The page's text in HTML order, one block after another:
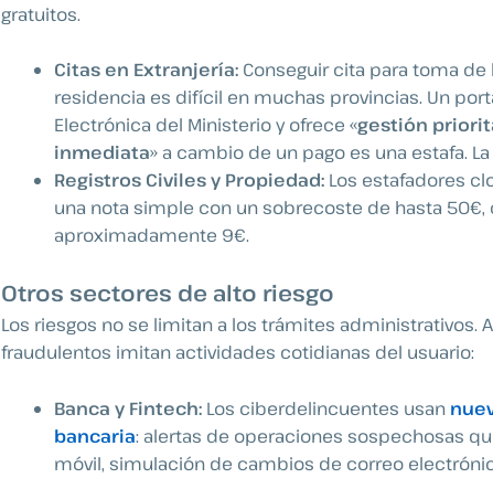
gratuitos.
Citas en Extranjería: Conseguir cita para toma
residencia es difícil en muchas provincias. Un
Electrónica del Ministerio y ofrece «gestión
inmediata» a cambio de un pago es una estafa.
Registros Civiles y Propiedad: Los estafadores
una nota simple con un sobrecoste de hasta
aproximadamente 9€.
Otros sectores de alto riesgo
Los riesgos no se limitan a los trámites administrativos.
fraudulentos imitan actividades cotidianas del usuario:
Banca y Fintech: Los ciberdelincuentes usan
bancaria: alertas de operaciones sospechosas
móvil, simulación de cambios de correo